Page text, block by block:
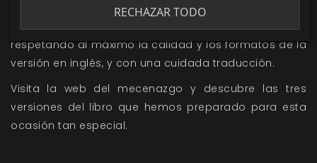
Changeling: El Ensueño 20º Aniversario
español en tres formatos dignos de coleccionista,
respetando al máximo la calidad y los formatos de la
versión en inglés, y con una cuidada traducción.
Visita la web del mecenazgo y descubre las tres
versiones del libro que hemos preparado para esta
ocasión tan especial.
RECHAZAR TODO